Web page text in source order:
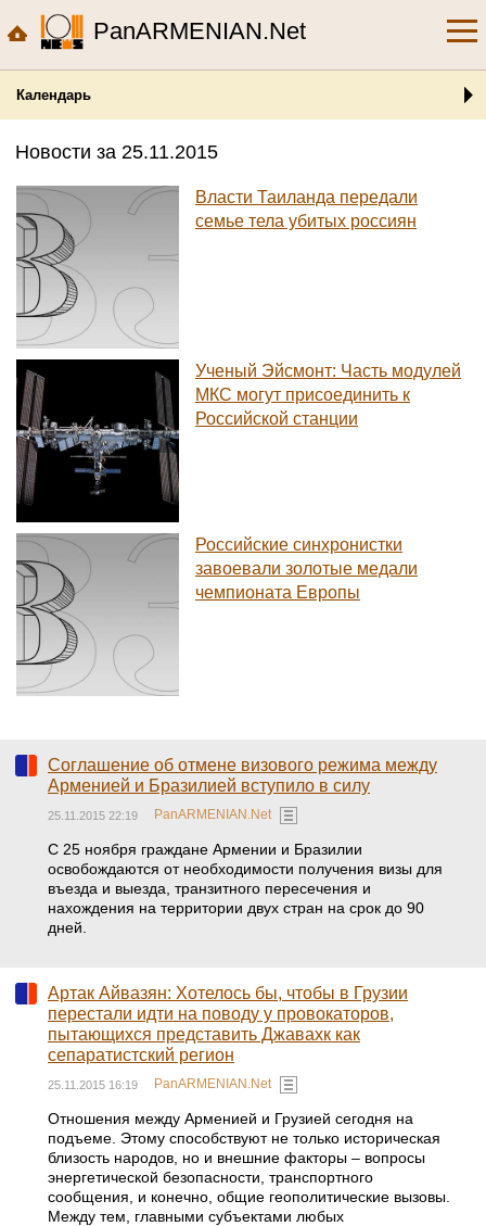
PanARMENIAN.Net
Календарь
Новости за 25.11.2015
Власти Таиланда передали
семье тела убитых россиян
Ученый Эйсмонт: Часть модулей
МКС могут присоединить к
Российской станции
Российские синхронистки
завоевали золотые медали
чемпионата Европы
Соглашение об отмене визового режима между
Арменией и Бразилией вступило в силу
25.11.2015 22:19 PanARMENIAN.Net
С 25 ноября граждане Армении и Бразилии
освобождаются от необходимости получения визы для
въезда и выезда, транзитного пересечения и
нахождения на территории двух стран на срок до 90
дней.
Артак Айвазян: Хотелось бы, чтобы в Грузии
перестали идти на поводу у провокаторов,
пытающихся представить Джавахк как
сепаратистский регион
25.11.2015 16:19 PanARMENIAN.Net
Отношения между Арменией и Грузией сегодня на
подъеме. Этому способствуют не только историческая
близость народов, но и внешние факторы – вопросы
энергетической безопасности, транспортного
сообщения, и конечно, общие геополитические вызовы.
Между тем, главными субъектами любых